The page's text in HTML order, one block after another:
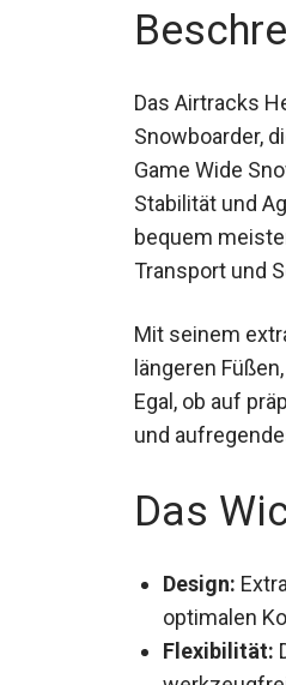
Das Airtracks
Snowboarder,
Game Wide
Stabilität und
bequem
Transport und
Mit seinem
längeren
Egal, ob auf
und
Das
Design:
optimalen
Flexibilität: